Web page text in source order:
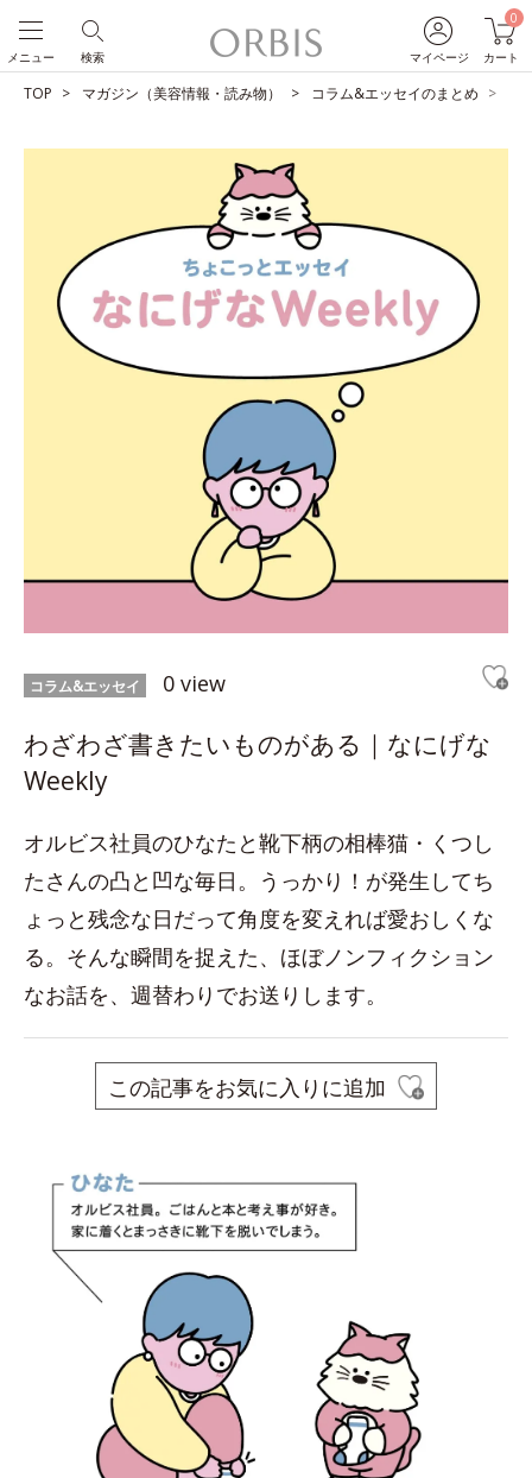
マイページ
0
カート
検索
メニュー
TOP マガジン（美容情報・読み物） コラム&エッセイのまとめ
コラム&エッセイ 0 view
わざわざ書きたいものがある｜なにげな
Weekly
オルビス社員のひなたと靴下柄の相棒猫・くつし
たさんの凸と凹な毎日。うっかり！が発生してち
ょっと残念な日だって角度を変えれば愛おしくな
る。そんな瞬間を捉えた、ほぼノンフィクション
なお話を、週替わりでお送りします。
この記事をお気に入りに追加